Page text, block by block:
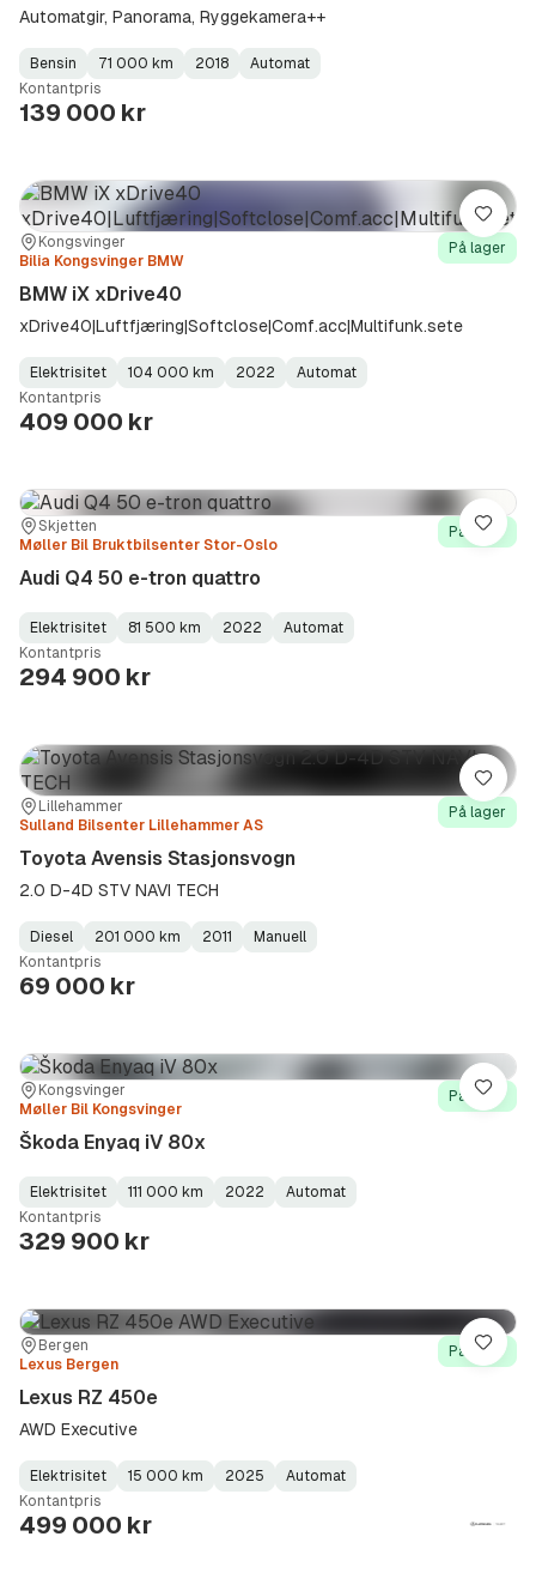
Automatgir, Panorama, Ryggekamera++
Fuel
Type:
Bensin
Kilometerstand:
71 000 km
Model
Year:
2018
Gearbox
Type:
Automat
Kontantpris
139 000 kr
Sted:Kongsvinger
Forhandler:
Bilia Kongsvinger BMW
På lager
BMW iX xDrive40
xDrive40|Luftfjæring|Softclose|Comf.acc|Multifunk.sete
Fuel
Type:
Elektrisitet
Kilometerstand :
104 000 km
Model
Year:
2022
Gearbox
Type:
Automat
Kontantpris
409 000 kr
Lagre
Sted:
Skjetten
Forhandler:
Møller Bil Bruktbilsenter Stor-Oslo
På lager
Audi Q4 50 e-tron quattro
Fuel
Type:
Elektrisitet
Kilometerstand:
81 500 km
Model
Year:
2022
Gearbox
Type:
Automat
Kontantpris
294 900 kr
Lagre
Sted:Lillehammer
Forhandler:
Sulland Bilsenter Lillehammer AS
På lager
Toyota Avensis Stasjonsvogn
2.0 D-4D STV NAVI TECH
Fuel
Type:
Diesel
Kilometerstand :
201 000 km
Model
Year:
2011
Gearbox
Type:
Manuell
Kontantpris
69 000 kr
Lagre
Sted:Kongsvinger
Forhandler:
Møller Bil Kongsvinger
På lager
Škoda Enyaq iV 80x
Fuel
Type:
Elektrisitet
Kilometerstand:
111 000 km
Model
Year:
2022
Gearbox
Type:
Automat
Kontantpris
329 900 kr
Lagre
Sted:Bergen
Forhandler:
Lexus Bergen
På lager
Lexus RZ 450e
AWD Executive
Fuel
Type:
Elektrisitet
Kilometerstand:
15 000 km
Model
Year:
2025
Gearbox
Type:
Automat
Kontantpris
499 000 kr
Lagre